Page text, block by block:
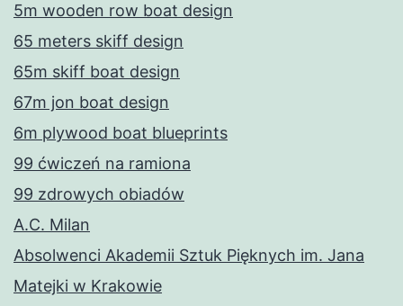
5m wooden row boat design
65 meters skiff design
65m skiff boat design
67m jon boat design
6m plywood boat blueprints
99 ćwiczeń na ramiona
99 zdrowych obiadów
A.C. Milan
Absolwenci Akademii Sztuk Pięknych im. Jana
Matejki w Krakowie